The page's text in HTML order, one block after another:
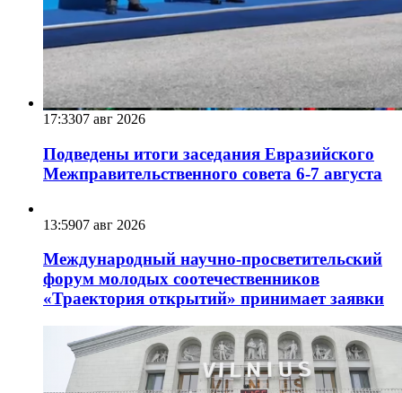
17:3307 авг 2026
Подведены итоги заседания Евразийского
Межправительственного совета 6-7 августа
13:5907 авг 2026
Международный научно-просветительский
форум молодых соотечественников
«Траектория открытий» принимает заявки